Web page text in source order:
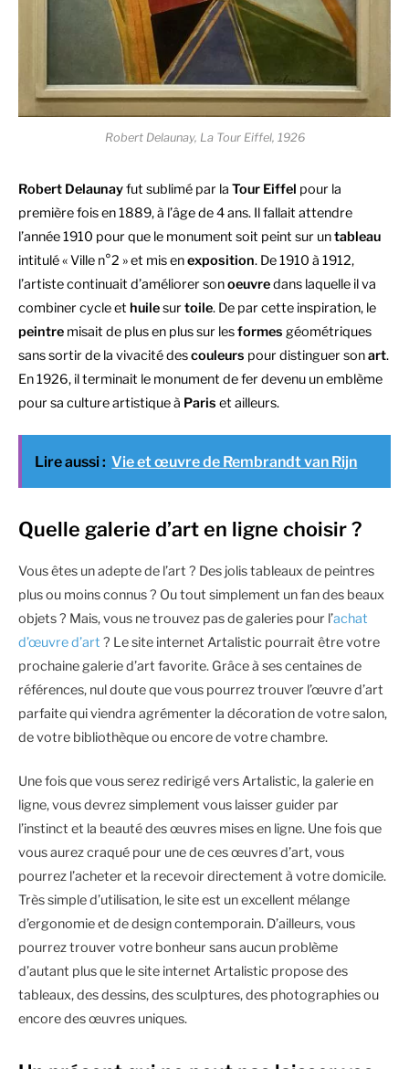
Robert Delaunay, La Tour Eiffel, 1926
Robert Delaunayfut sublimé par la Tour Eiffel pour la
première fois en 1889, à l’âge de 4 ans. Il fallait attendre
l’année 1910 pour que le monument soit peint sur untableau
intitulé « Ville n°2 » et mis enexposition. De 1910 à 1912,
l’artiste continuait d’améliorer sonoeuvredans laquelle il va
combiner cycle et huilesurtoile. De par cette inspiration, le
peintre misait de plus en plus sur lesformes géométriques
sans sortir de la vivacité descouleurs pour distinguer sonart.
En 1926, il terminait le monument de fer devenu un emblème
pour sa culture artistique à Paris et ailleurs.
Lire aussi : Vie et œuvre de Rembrandt van Rijn
Quelle galerie d’art en ligne choisir ?
Vous êtes un adepte de l’art ? Des jolis tableaux de peintres
plus ou moins connus ? Ou tout simplement un fan des beaux
objets ? Mais, vous ne trouvez pas de galeries pour l’achat
d’œuvre d’art ? Le site internet Artalistic pourrait être votre
prochaine galerie d’art favorite. Grâce à ses centaines de
références, nul doute que vous pourrez trouver l’œuvre d’art
parfaite qui viendra agrémenter la décoration de votre salon,
de votre bibliothèque ou encore de votre chambre.
Une fois que vous serez redirigé vers Artalistic, la galerie en
ligne, vous devrez simplement vous laisser guider par
l’instinct et la beauté des œuvres mises en ligne. Une fois que
vous aurez craqué pour une de ces œuvres d’art, vous
pourrez l’acheter et la recevoir directement à votre domicile.
Très simple d’utilisation, le site est un excellent mélange
d’ergonomie et de design contemporain. D’ailleurs, vous
pourrez trouver votre bonheur sans aucun problème
d’autant plus que le site internet Artalistic propose des
tableaux, des dessins, des sculptures, des photographies ou
encore des œuvres uniques.